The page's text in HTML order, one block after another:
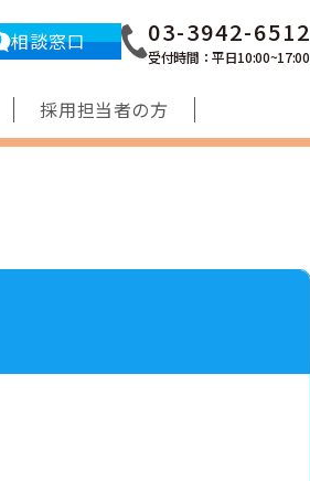
相談窓口 03-3942-6512
受付時間：平日10:00~17:00
採用担当者の方